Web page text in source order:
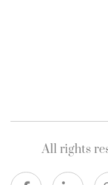
All rights